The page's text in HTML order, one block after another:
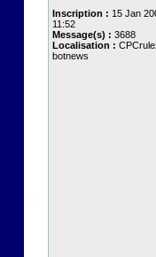
Inscription : 15 Jan
11:52
Message(s) : 3688
Localisation :
botnews